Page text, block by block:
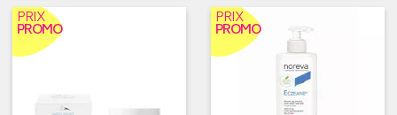
PRIX
PROMO
PRIX
PROMO